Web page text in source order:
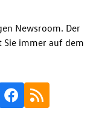
Newsroom. Der
Sie immer auf dem